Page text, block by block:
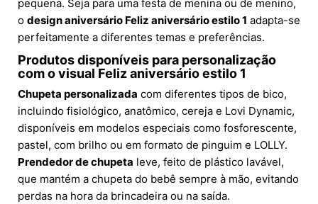
pequena. Seja para uma festa de menina ou de menino,
o design aniversário Feliz aniversário estilo 1 adapta-se
perfeitamente a diferentes temas e preferências.
Produtos disponíveis para personalização
com o visual Feliz aniversário estilo 1
Chupeta personalizada com diferentes tipos de bico,
incluindo fisiológico, anatômico, cereja e Lovi Dynamic,
disponíveis em modelos especiais como fosforescente,
pastel, com brilho ou em formato de pinguim e LOLLY.
Prendedor de chupeta leve, feito de plástico lavável,
que mantém a chupeta do bebê sempre à mão, evitando
perdas na hora da brincadeira ou na saída.